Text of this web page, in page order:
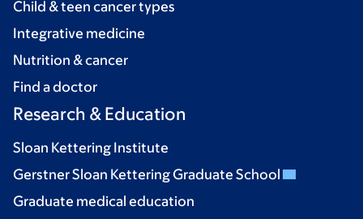
Child & teen cancer types
Integrative medicine
Nutrition & cancer
Find a doctor
Research & Education
Sloan Kettering Institute
Gerstner Sloan Kettering Graduate School
Graduate medical education